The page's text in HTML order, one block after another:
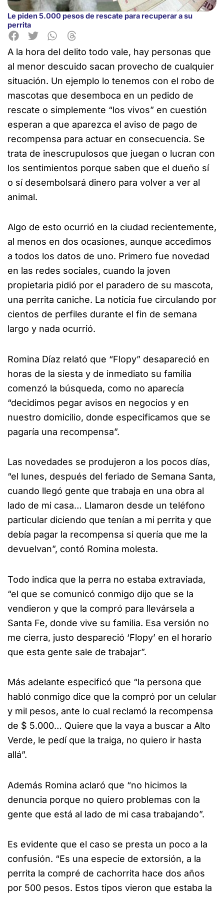
Le piden 5.000 pesos de rescate para recuperar a su
perrita
A la hora del delito todo vale, hay personas que
al menor descuido sacan provecho de cualquier
situación. Un ejemplo lo tenemos con el robo de
mascotas que desemboca en un pedido de
rescate o simplemente “los vivos” en cuestión
esperan a que aparezca el aviso de pago de
recompensa para actuar en consecuencia. Se
trata de inescrupulosos que juegan o lucran con
los sentimientos porque saben que el dueño sí
o sí desembolsará dinero para volver a ver al
animal.
Algo de esto ocurrió en la ciudad recientemente,
al menos en dos ocasiones, aunque accedimos
a todos los datos de uno. Primero fue novedad
en las redes sociales, cuando la joven
propietaria pidió por el paradero de su mascota,
una perrita caniche. La noticia fue circulando por
cientos de perfiles durante el fin de semana
largo y nada ocurrió.
Romina Díaz relató que “Flopy” desapareció en
horas de la siesta y de inmediato su familia
comenzó la búsqueda, como no aparecía
“decidimos pegar avisos en negocios y en
nuestro domicilio, donde especificamos que se
pagaría una recompensa”.
Las novedades se produjeron a los pocos días,
“el lunes, después del feriado de Semana Santa,
cuando llegó gente que trabaja en una obra al
lado de mi casa… Llamaron desde un teléfono
particular diciendo que tenían a mi perrita y que
debía pagar la recompensa si quería que me la
devuelvan”, contó Romina molesta.
Todo indica que la perra no estaba extraviada,
“el que se comunicó conmigo dijo que se la
vendieron y que la compró para llevársela a
Santa Fe, donde vive su familia. Esa versión no
me cierra, justo despareció ‘Flopy’ en el horario
que esta gente sale de trabajar”.
Más adelante especificó que “la persona que
habló conmigo dice que la compró por un celular
y mil pesos, ante lo cual reclamó la recompensa
de $ 5.000… Quiere que la vaya a buscar a Alto
Verde, le pedí que la traiga, no quiero ir hasta
allá”.
Además Romina aclaró que “no hicimos la
denuncia porque no quiero problemas con la
gente que está al lado de mi casa trabajando”.
Es evidente que el caso se presta un poco a la
confusión. “Es una especie de extorsión, a la
perrita la compré de cachorrita hace dos años
por 500 pesos. Estos tipos vieron que estaba la